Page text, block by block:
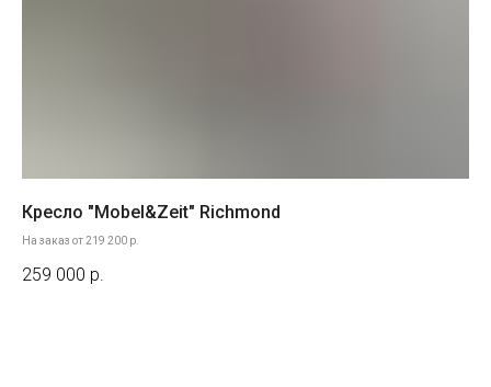
Кресло "Mobel&Zeit" Richmond
На заказ от 219 200 р.
259 000 р.